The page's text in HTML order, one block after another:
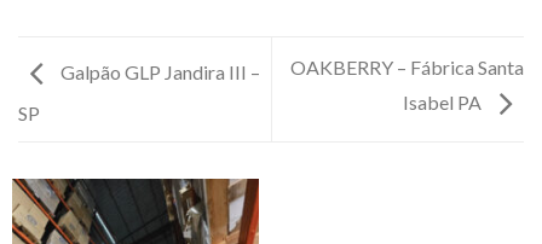
Galpão GLP Jandira III –
SP
OAKBERRY – Fábrica Santa
Isabel PA